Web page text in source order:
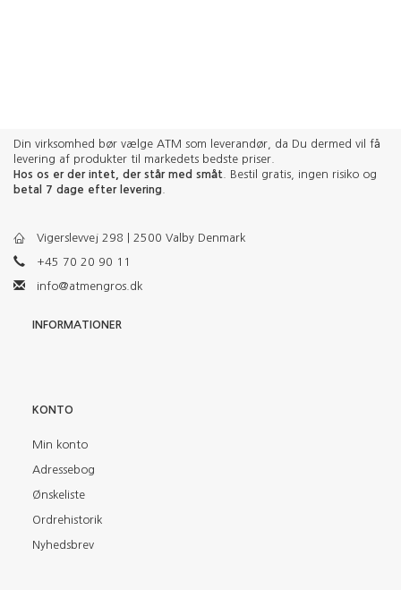
Din virksomhed bør vælge ATM som leverandør, da Du dermed vil få
levering af produkter til markedets bedste priser.
Hos os er der intet, der står med småt . Bestil gratis, ingen risiko og
betal 7 dage efter levering
Vigerslevvej 298 | 2500 Valby Denmark
+45 70 20 90 11
info@atmengros.dk
INFORMATIONER
KONTO
Min konto
Adressebog
Ønskeliste
Ordrehistorik
Nyhedsbrev